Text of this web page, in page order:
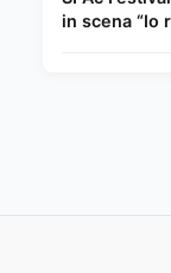
in scena “Io